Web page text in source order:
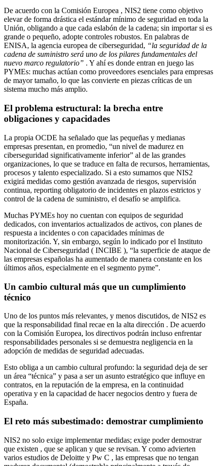
De acuerdo con la Comisión Europea , NIS2 tiene como objetivo
elevar de forma drástica el estándar mínimo de seguridad en toda la
Unión, obligando a que cada eslabón de la cadena; sin importar si es
grande o pequeño, adopte controles robustos. En palabras de
ENISA, la agencia europea de ciberseguridad, “la seguridad de la
cadena de suministro será uno de los pilares fundamentales del
nuevo marco regulatorio” . Y ahí es donde entran en juego las
PYMEs: muchas actúan como proveedores esenciales para empresas
de mayor tamaño, lo que las convierte en piezas críticas de un
sistema mucho más amplio.
El problema estructural: la brecha entre
obligaciones y capacidades
La propia OCDE ha señalado que las pequeñas y medianas
empresas presentan, en promedio, “un nivel de madurez en
ciberseguridad significativamente inferior” al de las grandes
organizaciones, lo que se traduce en falta de recursos, herramientas,
procesos y talento especializado. Si a esto sumamos que NIS2
exigirá medidas como gestión avanzada de riesgos, supervisión
continua, reporting obligatorio de incidentes en plazos estrictos y
control de la cadena de suministro, el desafío se amplifica.
Muchas PYMEs hoy no cuentan con equipos de seguridad
dedicados, con inventarios actualizados de activos, con planes de
respuesta a incidentes o con capacidades mínimas de
monitorización. Y, sin embargo, según lo indicado por el Instituto
Nacional de Ciberseguridad ( INCIBE ), “la superficie de ataque de
las empresas españolas ha aumentado de manera constante en los
últimos años, especialmente en el segmento pyme”.
Un cambio cultural más que un cumplimiento
técnico
Uno de los puntos más relevantes, y menos discutidos, de NIS2 es
que la responsabilidad final recae en la alta dirección . De acuerdo
con la Comisión Europea, los directivos podrán incluso enfrentar
responsabilidades personales si se demuestra negligencia en la
adopción de medidas de seguridad adecuadas.
Esto obliga a un cambio cultural profundo: la seguridad deja de ser
un área “técnica” y pasa a ser un asunto estratégico que influye en
contratos, en la reputación de la empresa, en la continuidad
operativa y en la capacidad de hacer negocios dentro y fuera de
España.
El reto más subestimado: demostrar cumplimiento
NIS2 no solo exige implementar medidas; exige poder demostrar
que existen , que se aplican y que se revisan. Y como advierten
varios estudios de Deloitte y Pw C , las empresas que no tengan